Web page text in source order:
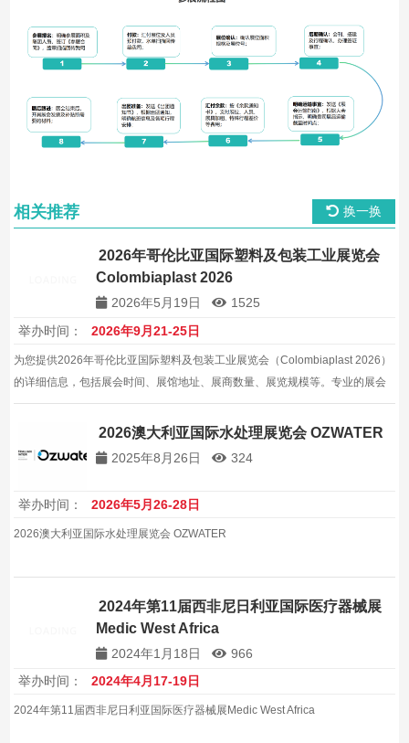
相关推荐 换一换
2026年哥伦比亚国际塑料及包装工业展览会
Colombiaplast 2026
2026年5月19日
1525
举办时间：
2026年9月21-25日
为您提供2026年哥伦比亚国际塑料及包装工业展览会（Colombiaplast 2026）
的详细信息，包括展会时间、展馆地址、展商数量、展览规模等。专业的展会
信息服务，帮助企业拓展哥伦比亚及全球包装机械市场。
2026澳大利亚国际水处理展览会 OZWATER
2025年8月26日 324
举办时间： 2026年5月26-28日
2026澳大利亚国际水处理展览会 OZWATER
2024年第11届西非尼日利亚国际医疗器械展
Medic West Africa
2024年1月18日
966
举办时间：
2024年4月17-19日
2024年第11届西非尼日利亚国际医疗器械展Medic West Africa